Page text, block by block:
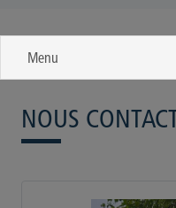
Menu
NOUS